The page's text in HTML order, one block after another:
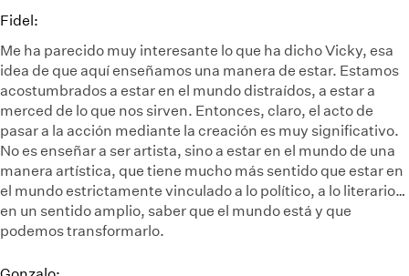
Fidel:
Me ha parecido muy interesante lo que ha dicho Vicky, esa
idea de que aquí enseñamos una manera de estar. Estamos
acostumbrados a estar en el mundo distraídos, a estar a
merced de lo que nos sirven. Entonces, claro, el acto de
pasar a la acción mediante la creación es muy significativo.
No es enseñar a ser artista, sino a estar en el mundo de una
manera artística, que tiene mucho más sentido que estar en
el mundo estrictamente vinculado a lo político, a lo literario…
en un sentido amplio, saber que el mundo está y que
podemos transformarlo.